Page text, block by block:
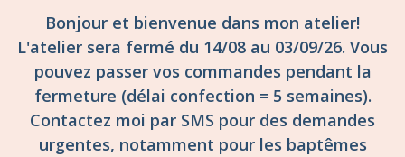
Bonjour et bienvenue dans mon atelier!
L'atelier sera fermé du 14/08 au 03/09/26. Vous
pouvez passer vos commandes pendant la
fermeture (délai confection = 5 semaines).
Contactez moi par SMS pour des demandes
urgentes, notamment pour les baptêmes